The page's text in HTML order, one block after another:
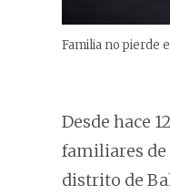
Familia no pierde
Desde hace
familiares
distrito de